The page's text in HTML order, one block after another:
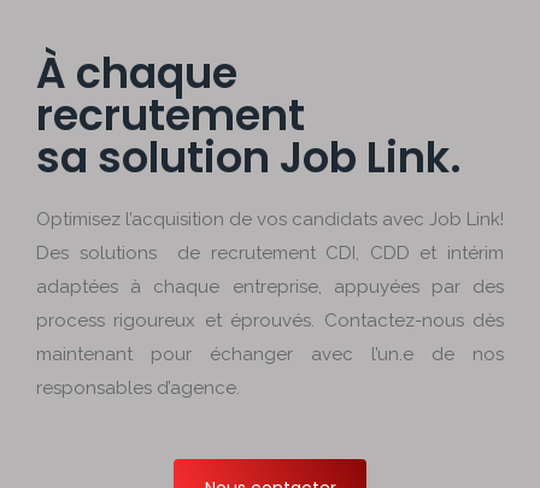
À chaque
recrutement
sa solution Job Link.
Optimisez l’acquisition de vos candidats avec Job Link!
Des solutions de recrutement CDI, CDD et intérim
adaptées à chaque entreprise, appuyées par des
process rigoureux et éprouvés. Contactez-nous dès
maintenant pour échanger avec l’un.e de nos
responsables d’agence.